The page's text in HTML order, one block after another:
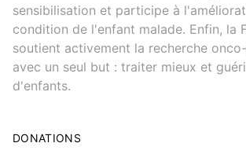
sensibilisation et participe à
condition de l'enfant malade. Enfin, la
soutient activement la recherche
avec un seul but : traiter mieux et
d'enfants.
DONATIONS